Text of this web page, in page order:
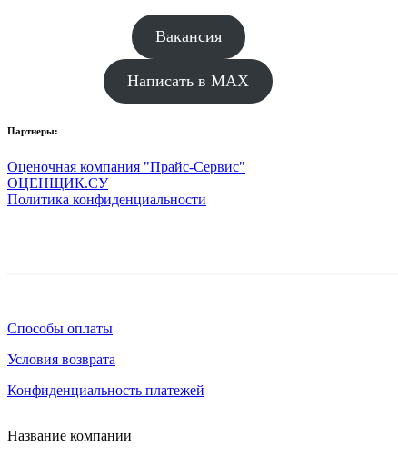
Вакансия
Написать в MAX
Партнеры:
Оценочная компания "Прайс-Сервис"
ОЦЕНЩИК.СУ
Политика конфиденциальности
Способы оплаты
Условия возврата
Конфиденциальность платежей
Название компании